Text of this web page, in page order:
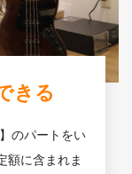
きる
のパートをい
額に含まれま